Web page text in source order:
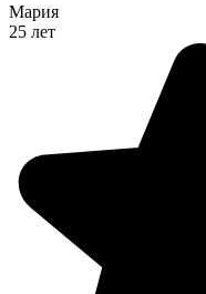
Мария
25 лет